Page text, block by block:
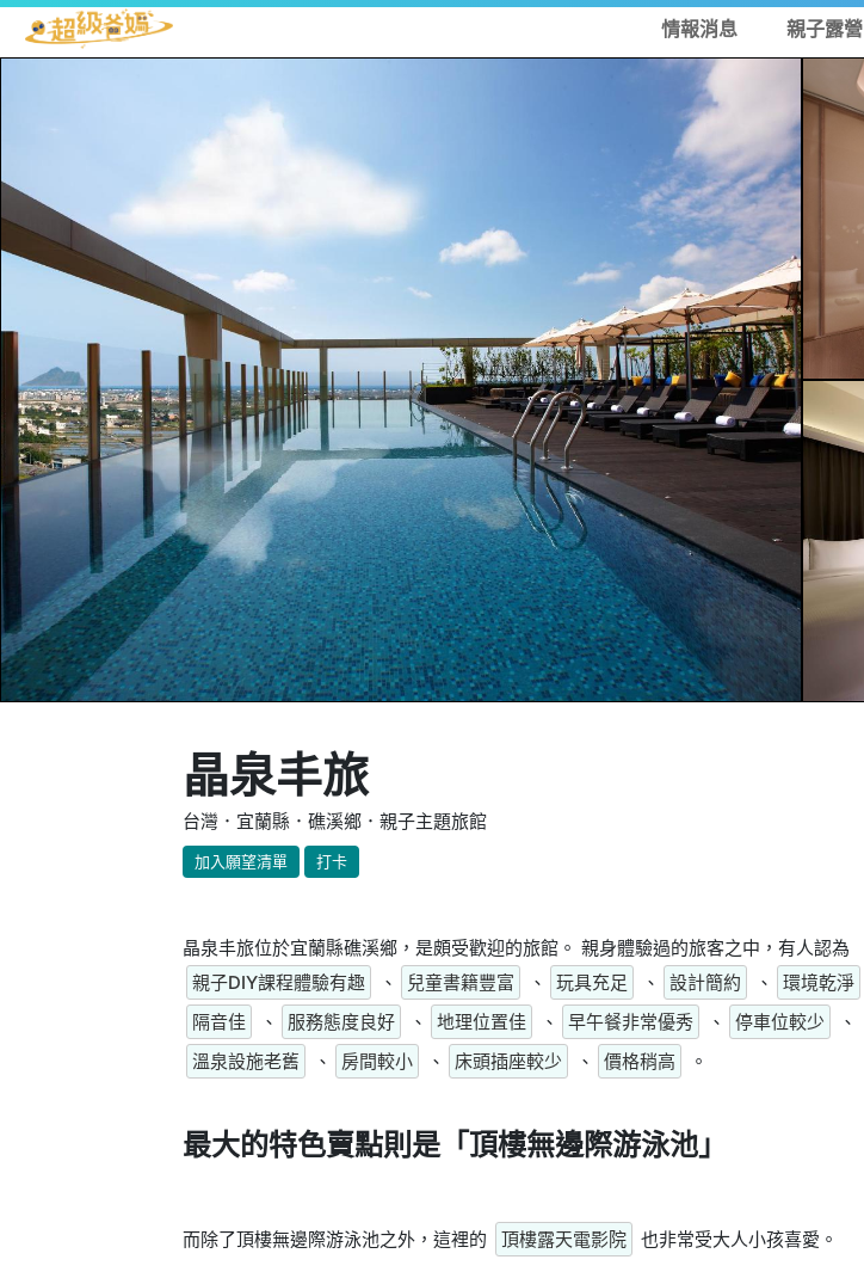
情報消息 親子露營
晶泉丰旅
台灣．宜蘭縣．礁溪鄉．親子主題旅館
加入願望清單 打卡
晶泉丰旅位於宜蘭縣礁溪鄉，是頗受歡迎的旅館。 親身體驗過的旅客之中，有人認為
親子DIY課程體驗有趣
、 兒童書籍豐富 、 玩具充足 、 設計簡約 、 環境乾淨
隔音佳
、 服務態度良好 、 地理位置佳 、 早午餐非常優秀 、 停車位較少
、
溫泉設施老舊
、 房間較小 、 床頭插座較少 、 價格稍高 。
最大的特色賣點則是「頂樓無邊際游泳池」
而除了頂樓無邊際游泳池之外，這裡的 頂樓露天電影院 也非常受大人小孩喜愛。